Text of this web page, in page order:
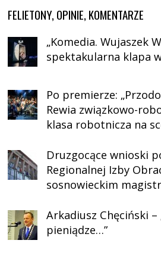
FELIETONY, OPINIE, KOMENTARZE
„Komedia. Wujaszek
spektakularna klapa
Po premierze:
Rewia związkowo-
klasa robotnicza na
Druzgocące wnioski
Regionalnej Izby
sosnowieckim
Arkadiusz Chęciński –
pieniądze…”